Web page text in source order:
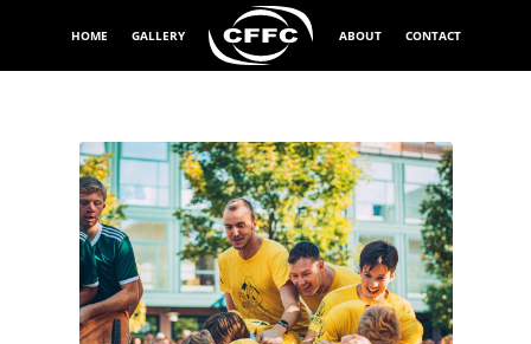
HOME GALLERY ABOUT CONTACT
Exponeringstid
1/800 sek
Bländare
f/3.2